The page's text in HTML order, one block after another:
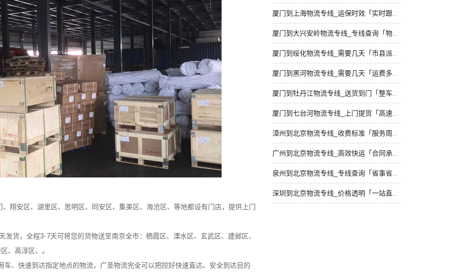
翔安区、湖里区、思明区、同安区、集美区、海沧区、等地都设有门店，提供上门
货，全程3-7天可将您的货物送至南京全市：栖霞区、溧水区、玄武区、建邺区、
、高淳区、。
、快速到达指定地点的物流，广圣物流完全可以把控好快速直达、安全到达目的
厦门到上海物流专线_运保时效「实时跟踪 」
厦门到大兴安岭物流专线_专线查询「物流拼车」
厦门到绥化物流专线_需要几天「市县派送」
厦门到黑河物流专线_需要几天「运费多少」
厦门到牡丹江物流专线_送货到门「整车配货」
厦门到七台河物流专线_上门提货「高速快运」
漳州到北京物流专线_收费标准「服务周到」
广州到北京物流专线_高效快运「合同承运」
泉州到北京物流专线_专线查询「省事省心」
深圳到北京物流专线_价格透明「一站直达」